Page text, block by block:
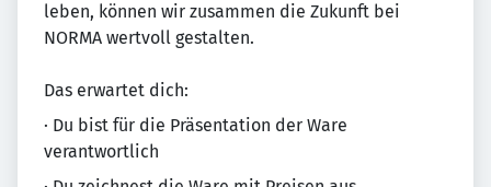
leben, können wir zusammen die Zukunft bei
NORMA wertvoll gestalten.
Das erwartet dich:
· Du bist für die Präsentation der Ware
verantwortlich